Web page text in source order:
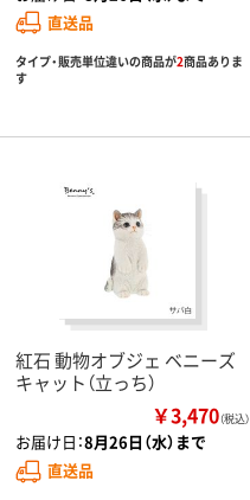
直送品
タイプ・販売単位違いの商品が2商品ありま
す
紅石 動物オブジェ ベニーズ
キャット（立っち）
￥3,470（税込）
お届け日：8月26日（水）まで
直送品